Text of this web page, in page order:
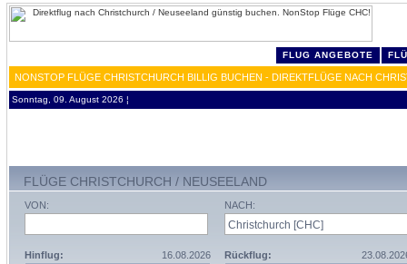
FLUG ANGEBOTE
NONSTOP FLÜGE CHRISTCHURCH BILLIG BUCHEN - DIREKTFLÜGE NACH
Sonntag, 09. August 2026 ¦
FLÜGE CHRISTCHURCH / NEUSEELAND
VON:
Hinflug: 16.08.2026
NACH:
Rückflug: